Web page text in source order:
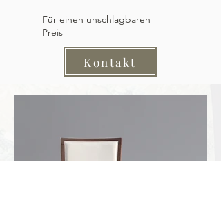
Für einen unschlagbaren
Preis
Kontakt